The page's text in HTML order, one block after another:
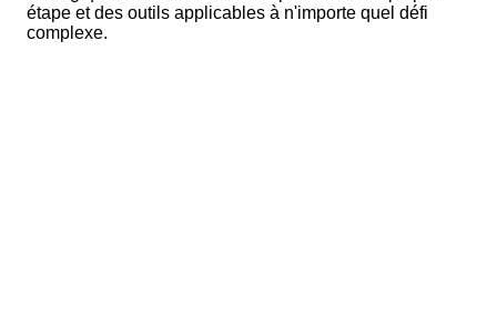
étape et des outils applicables à n'importe quel défi
complexe.